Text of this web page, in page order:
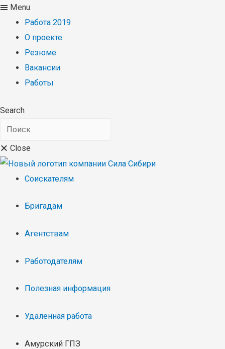
Menu
Работа 2019
О проекте
Резюме
Вакансии
Работы
Search
Close
Соискателям
Бригадам
Агентствам
Работодателям
Полезная информация
Удаленная работа
Амурский ГПЗ